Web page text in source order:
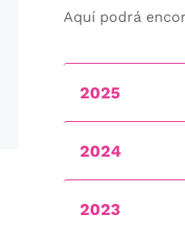
Aquí podrá
2025
2024
2023